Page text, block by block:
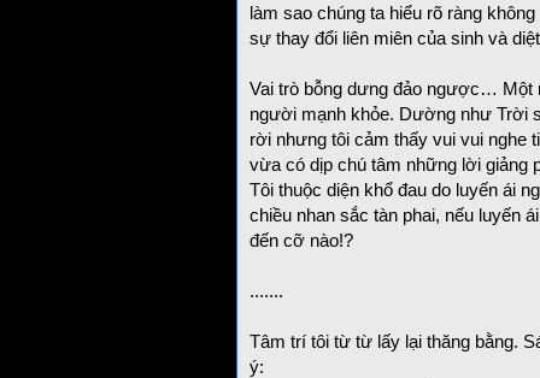
làm sao chúng ta hiểu rõ ràng
sự thay đổi liên miên của sinh và
Vai trò bỗng dưng đảo ngược… Một
người mạnh khỏe. Dường như Trời
rời nhưng tôi cảm thấy vui vui nghe
vừa có dịp chú tâm những lời giảng
Tôi thuộc diện khổ đau do luyến ái
chiều nhan sắc tàn phai, nếu luyến
đến cỡ nào!?
.......
Tâm trí tôi từ từ lấy lại thăng bằng.
ý: